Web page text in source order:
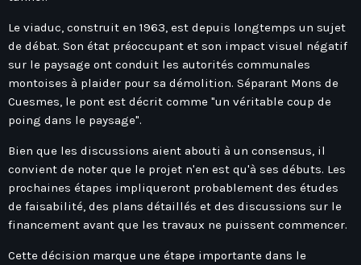
Hauts-De-France
Île-De-France
La Réunion
Normandie
Nouvelle-Aquitaine
Occitanie
Pays-De-La-Loire
Provence-Alpes-Côte D’Azur
Contacts
Le viaduc, construit en 1963, est depuis longtemps un sujet
de débat. Son état préoccupant et son impact visuel négatif
sur le paysage ont conduit les autorités communales
montoises à plaider pour sa démolition. Séparant Mons de
Cuesmes, le pont est décrit comme "un véritable coup de
poing dans le paysage".
Bien que les discussions aient abouti à un consensus, il
convient de noter que le projet n'en est qu'à ses débuts. Les
prochaines étapes impliqueront probablement des études
de faisabilité, des plans détaillés et des discussions sur le
financement avant que les travaux ne puissent commencer.
Cette décision marque une étape importante dans le